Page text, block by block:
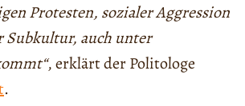
Protesten, sozialer Aggression
auch unter
, erklärt der Politologe
.